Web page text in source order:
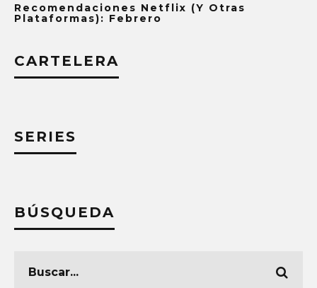
Recomendaciones Netflix (y Otras
Plataformas): Febrero
CARTELERA
SERIES
BÚSQUEDA